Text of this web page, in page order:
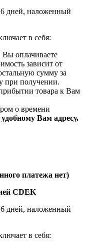
6 дней, наложенный
в себя:
оплачиваете
зависит от
сумму за
при получении.
товара к Вам
о времени
Вам адресу.
платежа нет)
CDEK
6 дней, наложенный
в себя: